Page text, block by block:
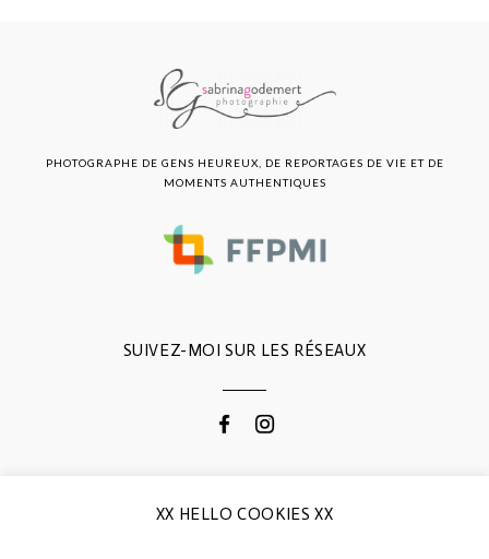
SUIVEZ-MOI SUR LES RÉSEAUX
PHOTOGRAPHE DE GENS HEUREUX, DE REPORTAGES DE VIE ET DE
MOMENTS AUTHENTIQUES
CONTACTEZ-MOI
XX HELLO COOKIES XX